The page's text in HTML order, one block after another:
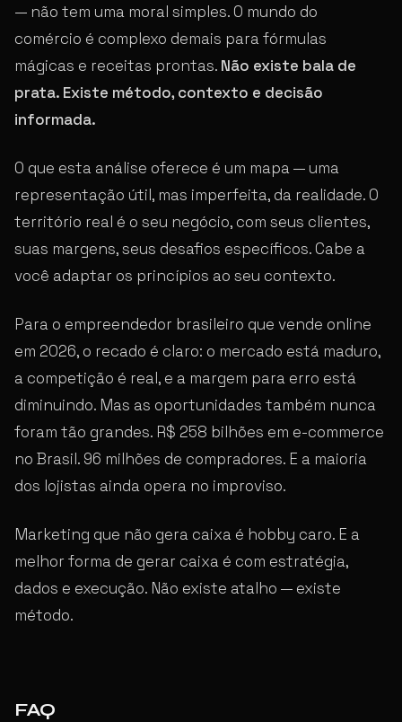
— não tem uma moral simples. O mundo do
comércio é complexo demais para fórmulas
mágicas e receitas prontas. Não existe bala de
prata. Existe método, contexto e decisão
informada.
O que esta análise oferece é um mapa — uma
representação útil, mas imperfeita, da realidade. O
território real é o seu negócio, com seus clientes,
suas margens, seus desafios específicos. Cabe a
você adaptar os princípios ao seu contexto.
Para o empreendedor brasileiro que vende online
em 2026, o recado é claro: o mercado está maduro,
a competição é real, e a margem para erro está
diminuindo. Mas as oportunidades também nunca
foram tão grandes. R$ 258 bilhões em e-commerce
no Brasil. 96 milhões de compradores. E a maioria
dos lojistas ainda opera no improviso.
Marketing que não gera caixa é hobby caro. E a
melhor forma de gerar caixa é com estratégia,
dados e execução. Não existe atalho — existe
método.
FAQ